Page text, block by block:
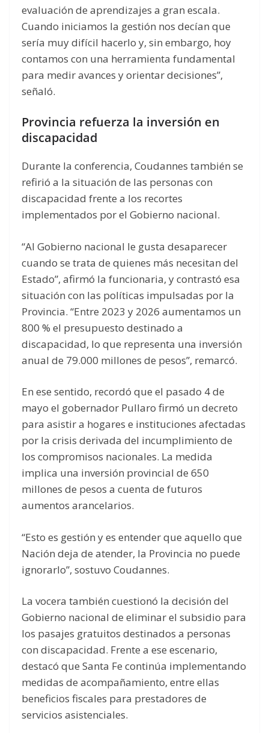
evaluación de aprendizajes a gran escala.
Cuando iniciamos la gestión nos decían que
sería muy difícil hacerlo y, sin embargo, hoy
contamos con una herramienta fundamental
para medir avances y orientar decisiones”,
señaló.
Provincia refuerza la inversión en
discapacidad
Durante la conferencia, Coudannes también se
refirió a la situación de las personas con
discapacidad frente a los recortes
implementados por el Gobierno nacional.
“Al Gobierno nacional le gusta desaparecer
cuando se trata de quienes más necesitan del
Estado”, afirmó la funcionaria, y contrastó esa
situación con las políticas impulsadas por la
Provincia. “Entre 2023 y 2026 aumentamos un
800 % el presupuesto destinado a
discapacidad, lo que representa una inversión
anual de 79.000 millones de pesos”, remarcó.
En ese sentido, recordó que el pasado 4 de
mayo el gobernador Pullaro firmó un decreto
para asistir a hogares e instituciones afectadas
por la crisis derivada del incumplimiento de
los compromisos nacionales. La medida
implica una inversión provincial de 650
millones de pesos a cuenta de futuros
aumentos arancelarios.
“Esto es gestión y es entender que aquello que
Nación deja de atender, la Provincia no puede
ignorarlo”, sostuvo Coudannes.
La vocera también cuestionó la decisión del
Gobierno nacional de eliminar el subsidio para
los pasajes gratuitos destinados a personas
con discapacidad. Frente a ese escenario,
destacó que Santa Fe continúa implementando
medidas de acompañamiento, entre ellas
beneficios fiscales para prestadores de
servicios asistenciales.